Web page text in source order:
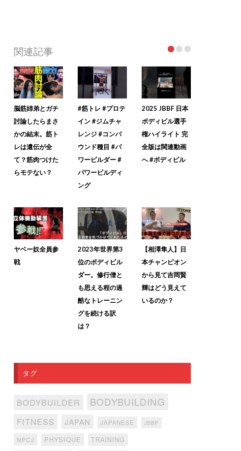
関連記事
脳筋姉弟とガチ
討論したらまさ
かの結末。筋ト
レは遺伝が全
て？筋肉つけた
らモテない？
#筋トレ #プロテ
イン #ジムチャ
レンジ #コンパ
ウンド種目 #パ
ワービルダー #
パワービルディ
ング
2025 JBBF 日本
ボディビル選手
権ハイライト 完
全版は関連動画
へ #ボディビル
ヤベー奴全員参
戦
2023年世界第3
位のボディビル
ダー。修行僧と
も思える程の過
酷なトレーニン
グを続ける訳
は？
【相澤隼人】日
本チャンピオン
から見て吉岡賢
輝はどう見えて
いるのか？
タグ
BODYBUILDER BODYBUILDING
FITNESS JAPAN JAPANESE JBBF
NPCJ PHYSIQUE TRAINING